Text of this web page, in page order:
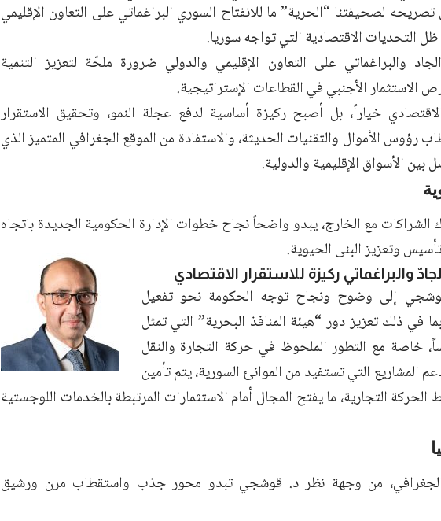
لصحيفتنا “الحرية” ما للانفتاح السوري البراغماتي على التعاون الإقليمي
التحديات الاقتصادية التي تواجه سوريا.
والبراغماتي على التعاون الإقليمي والدولي ضرورة ملحّة لتعزيز التنمية
الاستثمار الأجنبي في القطاعات الإستراتيجية.
خياراً، بل أصبح ركيزة أساسية لدفع عجلة النمو، وتحقيق الاستقرار
رؤوس الأموال والتقنيات الحديثة، والاستفادة من الموقع الجغرافي المتميز الذي
الأسواق الإقليمية والدولية.
الشراكات مع الخارج، يبدو واضحاً نجاح خطوات الإدارة الحكومية الجديدة باتجاه
وتعزيز البنى الحيوية.
والبراغماتي ركيزة للاستقرار الاقتصادي
إلى وضوح ونجاح توجه الحكومة نحو تفعيل
في ذلك تعزيز دور “هيئة المنافذ البحرية” التي تمثل
خاصة مع التطور الملحوظ في حركة التجارة والنقل
التي تستفيد من الموانئ السورية، يتم تأمين
التجارية، ما يفتح المجال أمام الاستثمارات المرتبطة بالخدمات اللوجستية
الجغرافي، من وجهة نظر د. قوشجي تبدو محور جذب واستقطاب مرن ورشيق